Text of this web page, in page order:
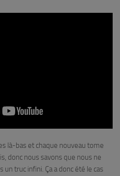
là-bas et chaque nouveau tome
donc nous savons que nous ne
un truc infini. Ça a donc été le cas